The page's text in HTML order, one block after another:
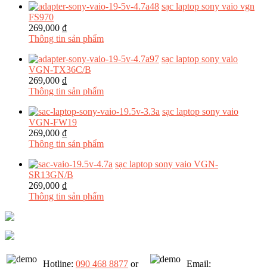
sạc laptop sony vaio vgn
FS970
269,000 ₫
Thông tin sản phẩm
sạc laptop sony vaio
VGN-TX36C/B
269,000 ₫
Thông tin sản phẩm
sạc laptop sony vaio
VGN-FW19
269,000 ₫
Thông tin sản phẩm
sạc laptop sony vaio VGN-
SR13GN/B
269,000 ₫
Thông tin sản phẩm
Hotline: 090 468 8877 or
Email: